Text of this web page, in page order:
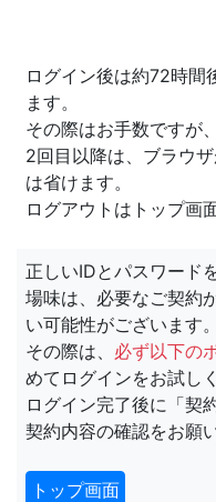
ログイン後は約72時間
ます。
その際はお手数ですが
2回目以降は、ブラウ
は省けます。
ログアウトはトップ画
正しいIDとパスワード
場味は、必要なご契約
い可能性がございます。
その際は、 必ず以下の
めてログインをお試し
ログイン完了後に「
契約内容の確認をお願
トップ画面